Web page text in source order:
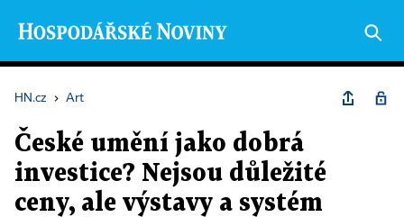
HN.cz › Art
České umění jako dobrá
investice? Nejsou důležité
ceny, ale výstavy a systém